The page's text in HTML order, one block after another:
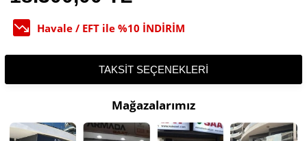
Havale / EFT ile %10 İNDİRİM
TAKSIT SEÇENEKLERI
Mağazalarımız